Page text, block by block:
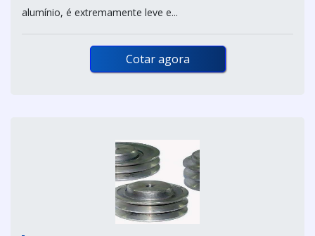
alumínio, é extremamente leve e...
Cotar agora